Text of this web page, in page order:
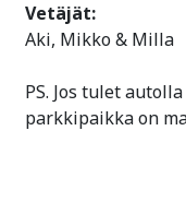
Vetäjät:
Aki, Mikko & Milla
PS. Jos tulet
parkkipaikka on